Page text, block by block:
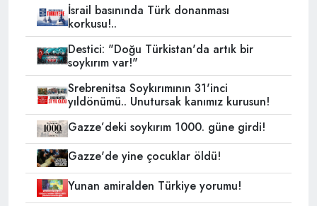
İsrail basınında Türk donanması
korkusu!..
Destici: "Doğu Türkistan'da artık bir
soykırım var!"
Srebrenitsa Soykırımının 31'inci
yıldönümü.. Unutursak kanımız kurusun!
Gazze’deki soykırım 1000. güne girdi!
Gazze'de yine çocuklar öldü!
Yunan amiralden Türkiye yorumu!